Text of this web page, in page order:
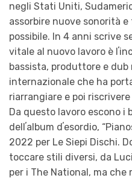
negli Stati Uniti,
assorbire nuove sonorità
possibile. In 4 anni scrive
vitale al nuovo lavoro è
bassista, produttore e
internazionale che ha
riarrangiare e poi
Da questo lavoro escono i
dellʼalbum dʼesordio,
2022 per Le Siepi Dischi.
toccare stili diversi, da
per i The National, ma